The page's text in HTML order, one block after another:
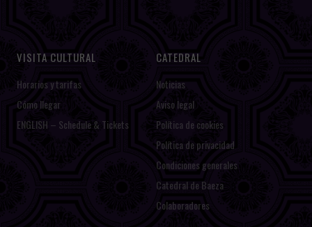
VISITA CULTURAL
Horarios y tarifas
Cómo llegar
ENGLISH – Schedule & Tickets
CATEDRAL
Noticias
Aviso legal
Política de cookies
Política de privacidad
Condiciones generales
Catedral de Baeza
Colaboradores